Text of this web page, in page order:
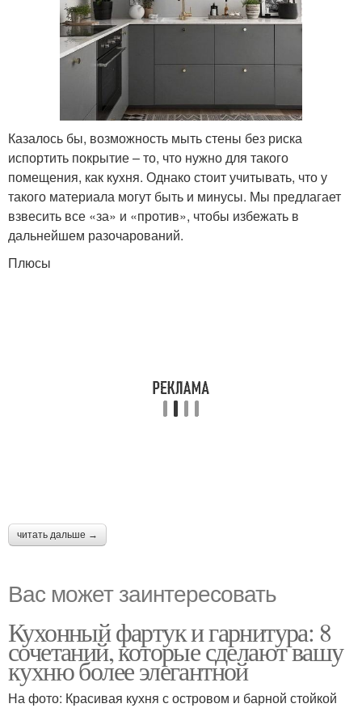
Казалось бы, возможность мыть стены без риска
испортить покрытие – то, что нужно для такого
помещения, как кухня. Однако стоит учитывать, что у
такого материала могут быть и минусы. Мы предлагает
взвесить все «за» и «против», чтобы избежать в
дальнейшем разочарований.
Плюсы
читать дальше →
Вас может заинтересовать
Кухонный фартук и гарнитура: 8
сочетаний, которые сделают вашу
кухню более элегантной
На фото: Красивая кухня с островом и барной стойкой